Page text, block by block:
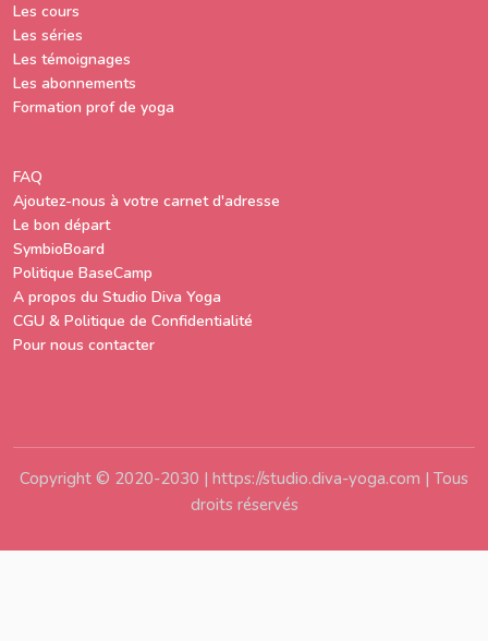
Les cours
Les séries
Les témoignages
Les abonnements
Formation prof de yoga
FAQ
Ajoutez-nous à votre carnet d'adresse
Le bon départ
SymbioBoard
Politique BaseCamp
A propos du Studio Diva Yoga
CGU & Politique de Confidentialité
Pour nous contacter
Copyright © 2020-2030 | https://studio.diva-yoga.com | Tous
droits réservés